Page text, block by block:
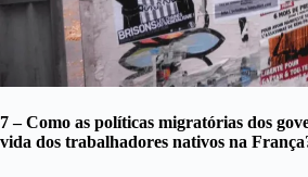
7 – Como as políticas migratórias dos
vida dos trabalhadores nativos na